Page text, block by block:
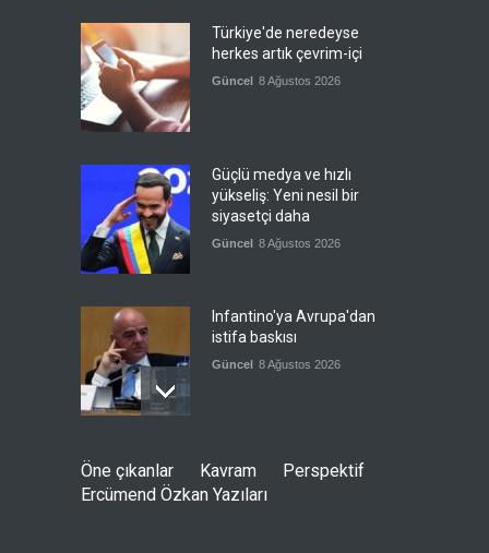
Türkiye'de neredeyse
herkes artık çevrim-içi
Güncel 8 Ağustos 2026
Güçlü medya ve hızlı
yükseliş: Yeni nesil bir
siyasetçi daha
Güncel 8 Ağustos 2026
Infantino'ya Avrupa'dan
istifa baskısı
Güncel 8 Ağustos 2026
Kolombiya, solcu Petro'nun
yerine aşırı sağcı Espriella'yı
getirdi
Öne çıkanlar Kavram
Perspektif
Ercümend Özkan Yazıları